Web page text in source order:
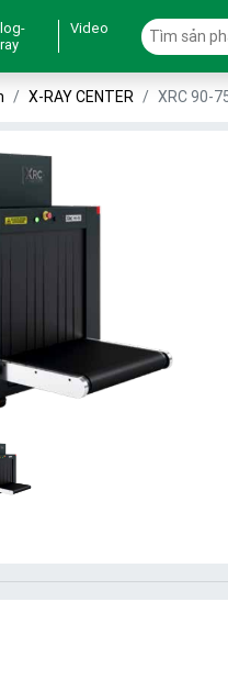
Video
X-RAY CENTER XRC 90-